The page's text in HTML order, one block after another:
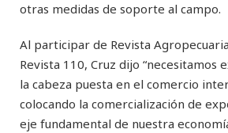
otras medidas de soporte al campo.
Al participar de Revista
Revista 110, Cruz dijo “necesitamos
la cabeza puesta en el comercio
colocando la comercialización de
eje fundamental de nuestra